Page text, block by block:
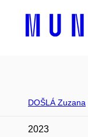
DOŠLÁ Zuzana
2023